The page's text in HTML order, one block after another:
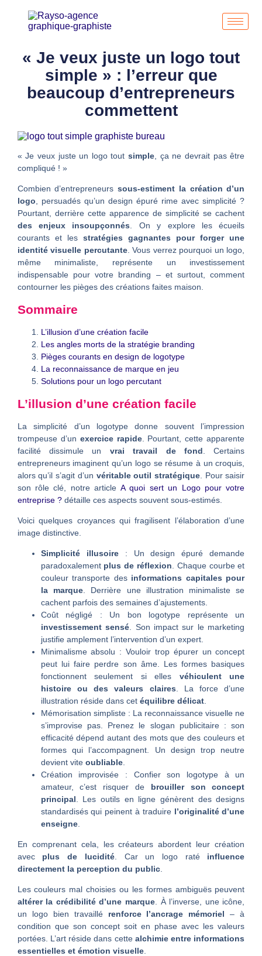
« Je veux juste un logo tout
simple » : l’erreur que
beaucoup d’entrepreneurs
commettent
« Je veux juste un logo toutsimple , ça ne devrait pas être
compliqué ! »
Combien d’entrepreneurssous-estiment la création d’un
logo , persuadés qu’un design épuré rime avec simplicité ?
Pourtant, derrière cette apparence de simplicité se cachent
des enjeux insoupçonnés . On y explore les écueils
courants et les stratégies gagnantes pour forger une
identité visuelle percutante. Vous verrez pourquoi un logo,
même minimaliste, représente un investissement
indispensable pour votre branding – et surtout, comment
contourner les pièges des créations faites maison.
Sommaire
L’illusion d’une création facile
Les angles morts de la stratégie branding
Pièges courants en design de logotype
La reconnaissance de marque en jeu
Solutions pour un logo percutant
L’illusion d’une création facile
La simplicité d’un logotype donne souvent l’impression
trompeuse d’un exercice rapide. Pourtant, cette apparente
facilité dissimule un vrai travail de fond . Certains
entrepreneurs imaginent qu’un logo se résume à un croquis,
alors qu’il s’agit d’un véritable outil stratégique. Pour saisir
son rôle clé, notre article A quoi sert un Logo pour votre
entreprise ?détaille ces aspects souvent sous-estimés.
Voici quelques croyances qui fragilisent l’élaboration d’une
image distinctive.
Simplicité illusoire: Un design épuré demande
paradoxalement plus de réflexion . Chaque courbe et
couleur transporte des informations capitales pour
la marque. Derrière une illustration minimaliste se
cachent parfois des semaines d’ajustements.
Coût négligé : Un bon logotype représente un
investissement sensé . Son impact sur le marketing
justifie amplement l’intervention d’un expert.
Minimalisme absolu : Vouloir trop épurer un concept
peut lui faire perdre son âme. Les formes basiques
fonctionnent seulement si elles véhiculent une
histoire ou des valeurs claires . La force d’une
illustration réside dans cet équilibre délicat.
Mémorisation simpliste : La reconnaissance visuelle ne
s’improvise pas. Prenez le slogan publicitaire : son
efficacité dépend autant des mots que des couleurs et
formes qui l’accompagnent. Un design trop neutre
devient vite oubliable.
Création improvisée : Confier son logotype à un
amateur, c’est risquer de brouiller son concept
principal . Les outils en ligne génèrent des designs
standardisés qui peinent à traduire l’originalité d’une
enseigne.
En comprenant cela, les créateurs abordent leur création
avec plus de lucidité. Car un logo raté influence
directement la perception du public.
Les couleurs mal choisies ou les formes ambiguës peuvent
altérer la crédibilité d’une marque . À l’inverse, une icône,
un logo bien travaillé renforce l’ancrage mémoriel – à
condition que son concept soit en phase avec les valeurs
portées. L’art réside dans cette alchimie entre informations
essentielles et émotion visuelle.